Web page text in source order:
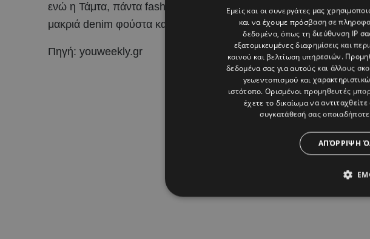
ενώ η Τάμτα, πάντα fashion forward, ξεχώρισε με μια oversized
μακριά denim φούστα και chunky παπούτσια, αποδεικνύοντας
Πηγή: youweekly.gr
Εμείς και οι συνεργάτες μας
και να έχουμε πρόσβαση σε
δεδομένα, όπως τη διεύθυνση IP
εξατομικευμένες διαφημίσεις και
κοινού και βελτίωση υπηρεσιών.
δεδομένα σας για αυτούς και άλλους
γεωεντοπισμού και
ιστότοπο. Ορισμένοι προμηθευτές
έχετε το δικαίωμα να αντιταχθείτε
συγκατάθεσή σας οποιαδήποτε
ΑΠΌΡΡΙΨΗ